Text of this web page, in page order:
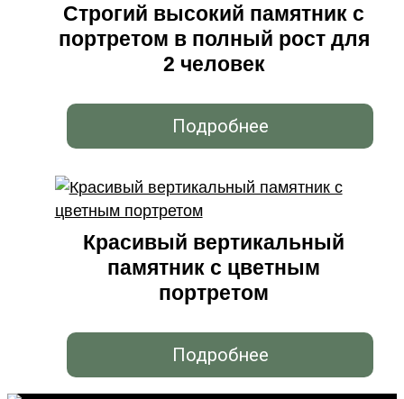
Строгий высокий памятник с
портретом в полный рост для
2 человек
Подробнее
Красивый вертикальный
памятник с цветным
портретом
Подробнее